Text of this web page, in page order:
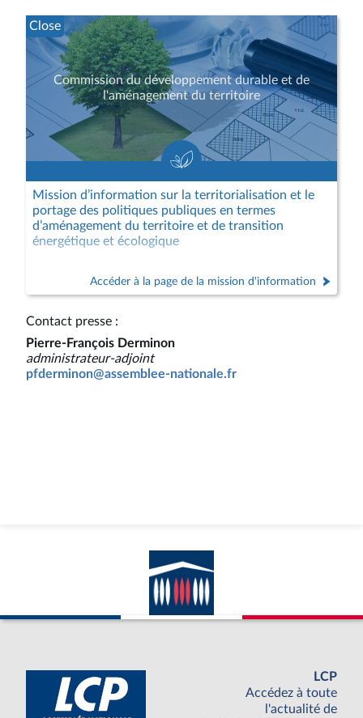
Commission du développement durable et de
l'aménagement du territoire
Mission d’information sur la territorialisation et le
portage des politiques publiques en termes
d’aménagement du territoire et de transition
énergétique et écologique
Accéder à la page de la mission d'information
Close
Contact presse :
Pierre-François Derminon
administrateur-adjoint
pfderminon@assemblee-nationale.fr
LCP
Accédez à toute
l'actualité de